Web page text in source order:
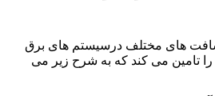
یزد در مسافت های مختلف درسیستم های برق
تامین می کند که به شرح زیر می